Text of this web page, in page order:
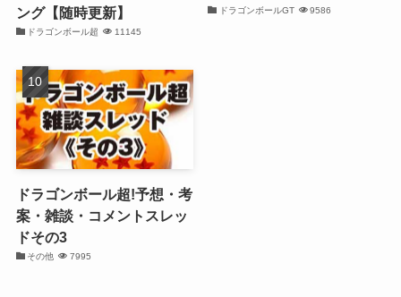
ング【随時更新】
ドラゴンボール超 11145
ドラゴンボールGT 9586
ドラゴンボール超!予想・考
案・雑談・コメントスレッ
ドその3
その他 7995